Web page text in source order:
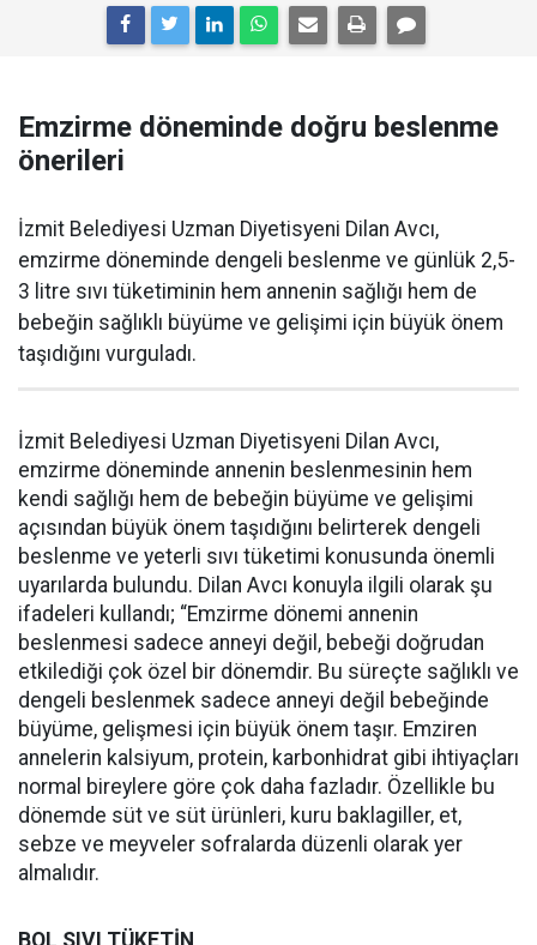
Emzirme döneminde doğru beslenme
önerileri
İzmit Belediyesi Uzman Diyetisyeni Dilan Avcı,
emzirme döneminde dengeli beslenme ve günlük 2,5-
3 litre sıvı tüketiminin hem annenin sağlığı hem de
bebeğin sağlıklı büyüme ve gelişimi için büyük önem
taşıdığını vurguladı.
İzmit Belediyesi Uzman Diyetisyeni Dilan Avcı,
emzirme döneminde annenin beslenmesinin hem
kendi sağlığı hem de bebeğin büyüme ve gelişimi
açısından büyük önem taşıdığını belirterek dengeli
beslenme ve yeterli sıvı tüketimi konusunda önemli
uyarılarda bulundu. Dilan Avcı konuyla ilgili olarak şu
ifadeleri kullandı; “Emzirme dönemi annenin
beslenmesi sadece anneyi değil, bebeği doğrudan
etkilediği çok özel bir dönemdir. Bu süreçte sağlıklı ve
dengeli beslenmek sadece anneyi değil bebeğinde
büyüme, gelişmesi için büyük önem taşır. Emziren
annelerin kalsiyum, protein, karbonhidrat gibi ihtiyaçları
normal bireylere göre çok daha fazladır. Özellikle bu
dönemde süt ve süt ürünleri, kuru baklagiller, et,
sebze ve meyveler sofralarda düzenli olarak yer
almalıdır.
BOL SIVI TÜKETİN